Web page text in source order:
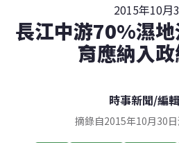
2015年10月
長江中游70%濕
育應納入
時事新聞/編
摘錄自2015年10月30